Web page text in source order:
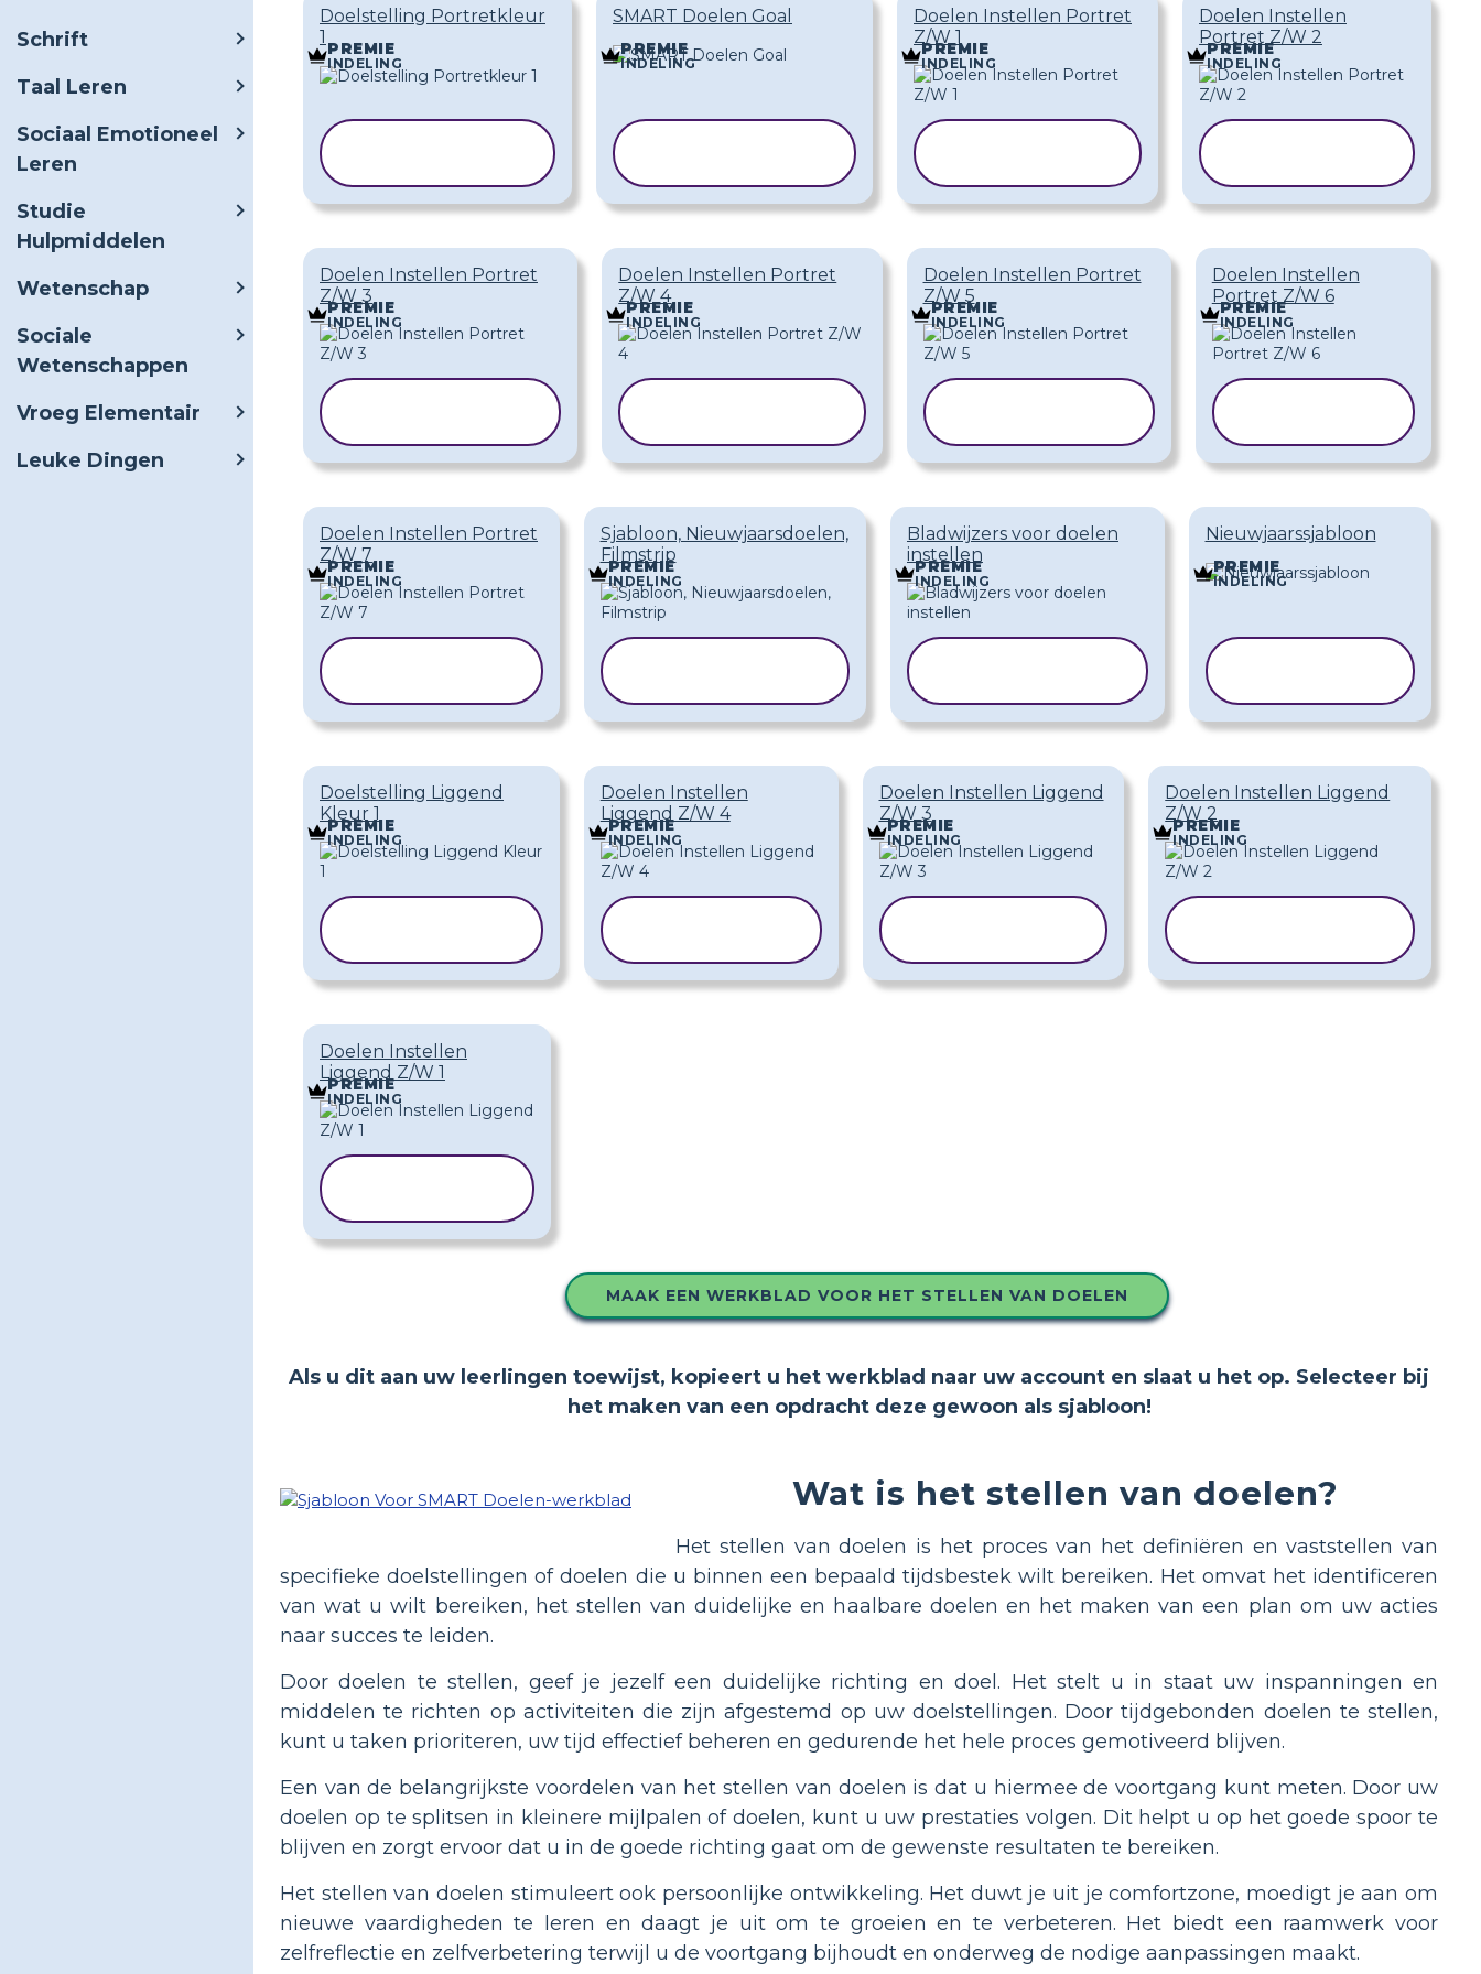
Schrift
Taal Leren
Sociaal Emotioneel
Leren
Studie
Hulpmiddelen
Wetenschap
Sociale
Wetenschappen
Vroeg Elementair
Leuke Dingen
Doelstelling Portretkleur
1
PREMIE
INDELING
SMART Doelen Goal
PREMIE
INDELING
Doelen Instellen Portret
Z/W 1
PREMIE
INDELING
Doelen Instellen
Portret Z/W 2
PREMIE
INDELING
Doelen Instellen Portret
Z/W 3
PREMIE
INDELING
Doelen Instellen Portret
Z/W 4
PREMIE
INDELING
Doelen Instellen Portret
Z/W 5
PREMIE
INDELING
Doelen Instellen
Portret Z/W 6
PREMIE
INDELING
Doelen Instellen Portret
Z/W 7
PREMIE
INDELING
Sjabloon, Nieuwjaarsdoelen,
Filmstrip
PREMIE
INDELING
Bladwijzers voor doelen
instellen
PREMIE
INDELING
Nieuwjaarssjabloon
PREMIE
INDELING
Doelstelling Liggend
Kleur 1
PREMIE
INDELING
Doelen Instellen
Liggend Z/W 4
PREMIE
INDELING
Doelen Instellen Liggend
Z/W 3
PREMIE
INDELING
Doelen Instellen Liggend
Z/W 2
PREMIE
INDELING
Doelen Instellen
Liggend Z/W 1
PREMIE
INDELING
MAAK EEN WERKBLAD VOOR HET STELLEN VAN DOELEN
Als u dit aan uw leerlingen toewijst, kopieert u het werkblad naar uw account en slaat u het op. Selecteer bij
het maken van een opdracht deze gewoon als sjabloon!
Wat is het stellen van doelen?
Het stellen van doelen is het proces van het definiëren en vaststellen van
specifieke doelstellingen of doelen die u binnen een bepaald tijdsbestek wilt bereiken. Het omvat het identificeren
van wat u wilt bereiken, het stellen van duidelijke en haalbare doelen en het maken van een plan om uw acties
naar succes te leiden.
Door doelen te stellen, geef je jezelf een duidelijke richting en doel. Het stelt u in staat uw inspanningen en
middelen te richten op activiteiten die zijn afgestemd op uw doelstellingen. Door tijdgebonden doelen te stellen,
kunt u taken prioriteren, uw tijd effectief beheren en gedurende het hele proces gemotiveerd blijven.
Een van de belangrijkste voordelen van het stellen van doelen is dat u hiermee de voortgang kunt meten. Door uw
doelen op te splitsen in kleinere mijlpalen of doelen, kunt u uw prestaties volgen. Dit helpt u op het goede spoor te
blijven en zorgt ervoor dat u in de goede richting gaat om de gewenste resultaten te bereiken.
Het stellen van doelen stimuleert ook persoonlijke ontwikkeling. Het duwt je uit je comfortzone, moedigt je aan om
nieuwe vaardigheden te leren en daagt je uit om te groeien en te verbeteren. Het biedt een raamwerk voor
zelfreflectie en zelfverbetering terwijl u de voortgang bijhoudt en onderweg de nodige aanpassingen maakt.